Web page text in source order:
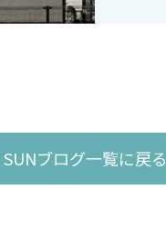
SUNブログ一覧に戻る